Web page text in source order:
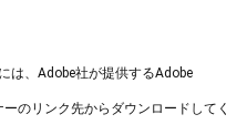
は、Adobe社が提供するAdobe
のリンク先からダウンロードしてく